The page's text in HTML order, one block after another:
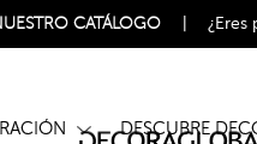
CATÁLOGO ¿Eres
DESCUBRE